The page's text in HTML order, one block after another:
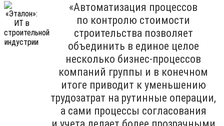
«Автоматизация процессов
по контролю стоимости
строительства позволяет
объединить в единое целое
несколько бизнес-процессов
компаний группы и в конечном
итоге приводит к уменьшению
трудозатрат на рутинные операции,
а сами процессы согласования